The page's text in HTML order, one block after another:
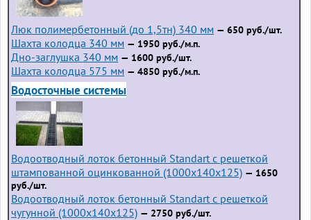
Люк полимербетонный (до 1,5тн) 340 мм — 650 руб./шт.
Шахта колодца 340 мм — 1950 руб./м.п.
Дно-заглушка 340 мм — 1600 руб./шт.
Шахта колодца 575 мм — 4850 руб./м.п.
Водосточные системы
Водоотводный лоток бетонный Standart с решеткой
штампованной оцинкованной (1000x140x125) — 1650
руб./шт.
Водоотводный лоток бетонный Standart с решеткой
чугунной (1000x140x125) — 2750 руб./шт.